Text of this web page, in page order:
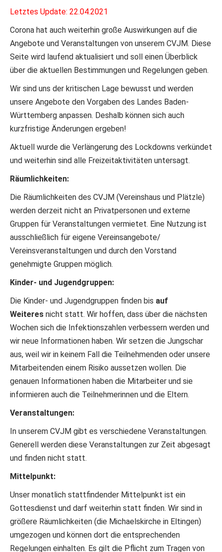
Letztes Update: 22.04.2021
Corona hat auch weiterhin große Auswirkungen auf die
Angebote und Veranstaltungen von unserem CVJM. Diese
Seite wird laufend aktualisiert und soll einen Überblick
über die aktuellen Bestimmungen und Regelungen geben.
Wir sind uns der kritischen Lage bewusst und werden
unsere Angebote den Vorgaben des Landes Baden-
Württemberg anpassen. Deshalb können sich auch
kurzfristige Änderungen ergeben!
Aktuell wurde die Verlängerung des Lockdowns verkündet
und weiterhin sind alle Freizeitaktivitäten untersagt.
Räumlichkeiten:
Die Räumlichkeiten des CVJM (Vereinshaus und Plätzle)
werden derzeit nicht an Privatpersonen und externe
Gruppen für Veranstaltungen vermietet. Eine Nutzung ist
ausschließlich für eigene Vereinsangebote/
Vereinsveranstaltungen und durch den Vorstand
genehmigte Gruppen möglich.
Kinder- und Jugendgruppen:
Die Kinder- und Jugendgruppen finden bis auf
Weiteres nicht statt. Wir hoffen, dass über die nächsten
Wochen sich die Infektionszahlen verbessern werden und
wir neue Informationen haben. Wir setzen die Jungschar
aus, weil wir in keinem Fall die Teilnehmenden oder unsere
Mitarbeitenden einem Risiko aussetzen wollen. Die
genauen Informationen haben die Mitarbeiter und sie
informieren auch die Teilnehmerinnen und die Eltern.
Veranstaltungen:
In unserem CVJM gibt es verschiedene Veranstaltungen.
Generell werden diese Veranstaltungen zur Zeit abgesagt
und finden nicht statt.
Mittelpunkt:
Unser monatlich stattfindender Mittelpunkt ist ein
Gottesdienst und darf weiterhin statt finden. Wir sind in
größere Räumlichkeiten (die Michaelskirche in Eltingen)
umgezogen und können dort die entsprechenden
Regelungen einhalten. Es gilt die Pflicht zum Tragen von